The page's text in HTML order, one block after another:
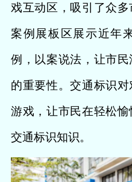
戏互动区，吸引了众
案例展板区展示近年
例，以案说法，让市
的重要性。交通标识
游戏，让市民在轻松
交通标识知识。